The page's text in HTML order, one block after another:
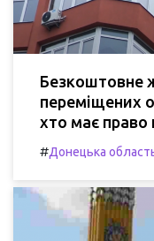
Безкоштовне
переміщених
хто має право
#Донецька